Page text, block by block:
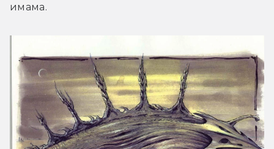
имама.